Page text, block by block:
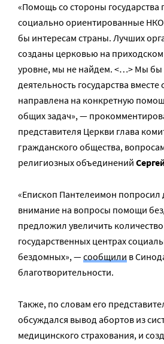
«Помощь со стороны государства
социально ориентированные
бы интересам страны. Лучших
созданы церковью на
уровне, мы не найдем. <…> Мы бы
деятельность государства
направлена на конкретную
общих задач», —
представителя Церкви глава
гражданского общества,
религиозных объединений
«Епископ Пантелеимон попросил
внимание на вопросы помощи
предложил увеличить количество
государственных центрах
бездомных», —сообщили в
благотворительности.
Также, по словам его
обсуждался вывод абортов из
медицинского страхования, и